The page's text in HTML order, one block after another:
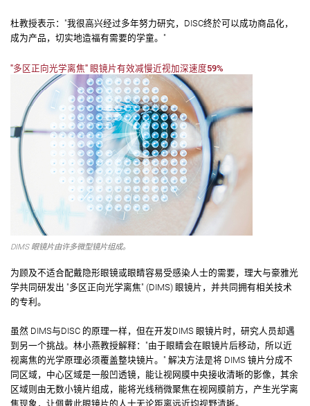
杜教授表示："我很高兴经过多年努力研究，DISC终於可以成功商品化，
成为产品，切实地造福有需要的学童。"
"多区正向光学离焦" 眼镜片有效减慢近视加深速度59%
DIMS 眼镜片由许多微型镜片组成。
为顾及不适合配戴隐形眼镜或眼睛容易受感染人士的需要，理大与豪雅光
学共同研发出 "多区正向光学离焦" (DIMS) 眼镜片，并共同拥有相关技术
的专利。
虽然 DIMS与DISC 的原理一样，但在开发DIMS 眼镜片时，研究人员却遇
到另一个挑战。林小燕教授解释："由于眼睛会在眼镜片后移动，所以近
视离焦的光学原理必须覆盖整块镜片。" 解决方法是将 DIMS 镜片分成不
同区域，中心区域是一般凹透镜，能让视网膜中央接收清晰的影像，其余
区域则由无数小镜片组成，能将光线稍微聚焦在视网膜前方，产生光学离
焦现象，让佩戴此眼镜片的人士无论距离远近均视野清晰。